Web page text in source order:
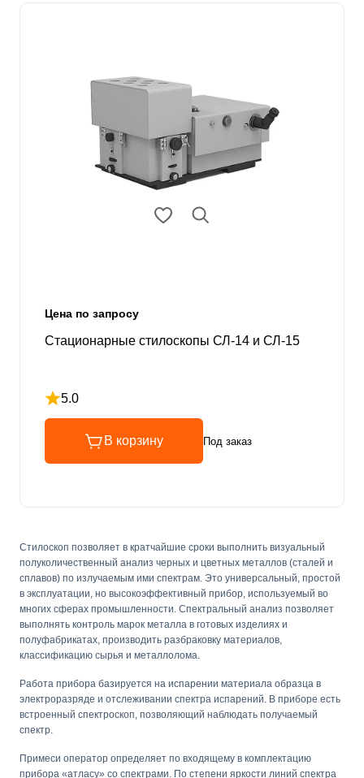
Цена по запросу
Стационарные стилоскопы СЛ-14 и СЛ-15
5.0
Рейтинг 5 из 5
В корзину Под заказ
Стилоскоп позволяет в кратчайшие сроки выполнить визуальный
полуколичественный анализ черных и цветных металлов (сталей и
сплавов) по излучаемым ими спектрам. Это универсальный, простой
в эксплуатации, но высокоэффективный прибор, используемый во
многих сферах промышленности. Спектральный анализ позволяет
выполнять контроль марок металла в готовых изделиях и
полуфабрикатах, производить разбраковку материалов,
классификацию сырья и металлолома.
Работа прибора базируется на испарении материала образца в
электроразряде и отслеживании спектра испарений. В приборе есть
встроенный спектроскоп, позволяющий наблюдать получаемый
спектр.
Примеси оператор определяет по входящему в комплектацию
прибора «атласу» со спектрами. По степени яркости линий спектра